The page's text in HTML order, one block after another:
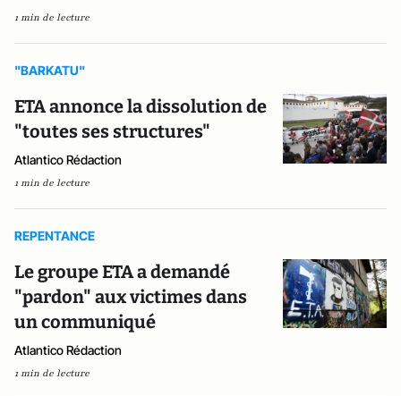
1 min de lecture
"BARKATU"
ETA annonce la dissolution de
"toutes ses structures"
Atlantico Rédaction
1 min de lecture
REPENTANCE
Le groupe ETA a demandé
"pardon" aux victimes dans
un communiqué
Atlantico Rédaction
1 min de lecture